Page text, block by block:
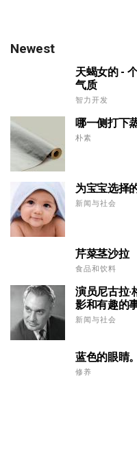
Newest
天蝎女的 -
气质
智力开发
哪一侧打下
朴素
为宝宝选择
新闻与社会
芹菜茎沙拉
食品和饮料
演员尼古拉
影和有趣的
新闻与社会
蓝色的眼睛
修养